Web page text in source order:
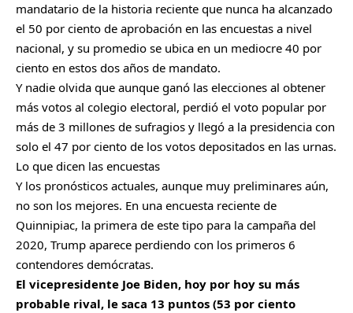
mandatario de la historia reciente que nunca ha alcanzado
el 50 por ciento de aprobación en las encuestas a nivel
nacional, y su promedio se ubica en un mediocre 40 por
ciento en estos dos años de mandato.
Y nadie olvida que aunque ganó las elecciones al obtener
más votos al colegio electoral, perdió el voto popular por
más de 3 millones de sufragios y llegó a la presidencia con
solo el 47 por ciento de los votos depositados en las urnas.
Lo que dicen las encuestas
Y los pronósticos actuales, aunque muy preliminares aún,
no son los mejores. En una encuesta reciente de
Quinnipiac, la primera de este tipo para la campaña del
2020, Trump aparece perdiendo con los primeros 6
contendores demócratas.
El vicepresidente Joe Biden, hoy por hoy su más
probable rival, le saca 13 puntos (53 por ciento